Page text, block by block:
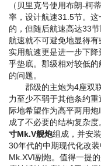
（贝里克号使用布朗-柯
率，设计航速31.5节。
的，但随后航速高达33
航速就不可避免地显得
实用航速更是进一步下
乎垫底。郡级相对较低
的问题。
郡级的主炮为4座双
力至少不弱于其他条约
际地希望作为高平两用炮
成了不必要的结构复杂
寸Mk.V舰炮组成，并安
30年代的中期现代化改
Mk.XVI副炮。值得一提